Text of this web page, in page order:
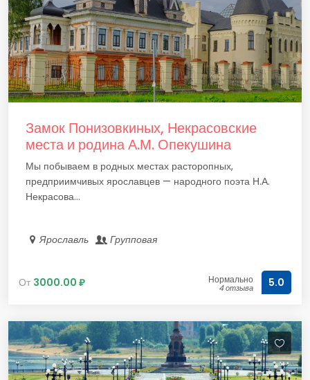
Замок Понизовкиных, Некрасовские
места и родина А.М. Опекушина
Мы побываем в родных местах расторопных,
предприимчивых ярославцев — народного поэта Н.А.
Некрасова...
Ярославль Групповая
От 3000.00 ₽ Нормально
4 отзыва 5.0